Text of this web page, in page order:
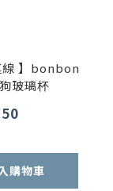
線 】bonbon
玻璃杯
購物車